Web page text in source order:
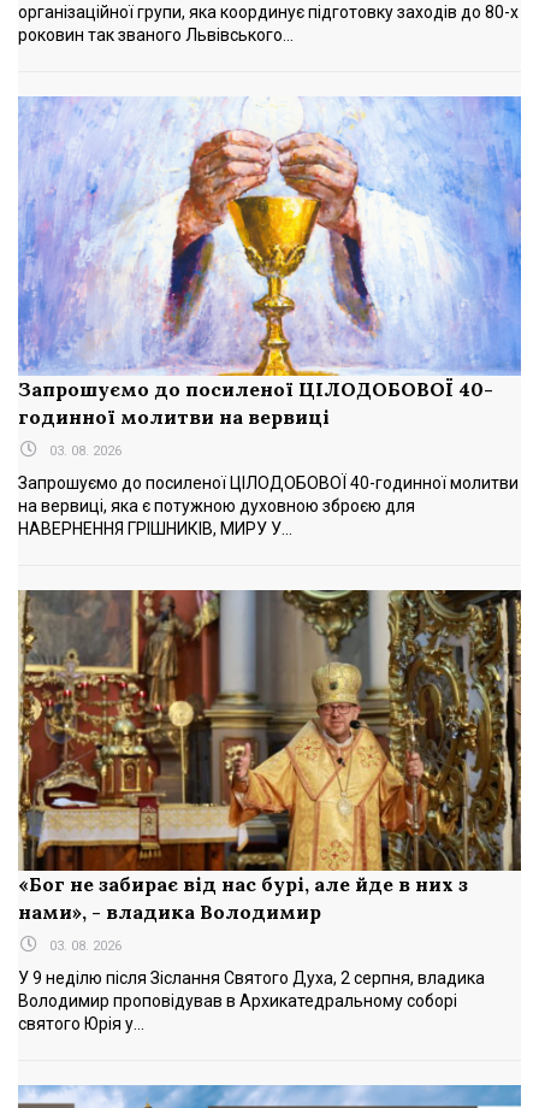
організаційної групи, яка координує підготовку заходів до 80-х
роковин так званого Львівського...
Запрошуємо до посиленої ЦІЛОДОБОВОЇ 40-
годинної молитви на вервиці
03. 08. 2026
Запрошуємо до посиленої ЦІЛОДОБОВОЇ 40-годинної молитви
на вервиці, яка є потужною духовною зброєю для
НАВЕРНЕННЯ ГРІШНИКІВ, МИРУ У...
«Бог не забирає від нас бурі, але йде в них з
нами», - владика Володимир
03. 08. 2026
У 9 неділю після Зіслання Святого Духа, 2 серпня, владика
Володимир проповідував в Архикатедральному соборі
святого Юрія у...